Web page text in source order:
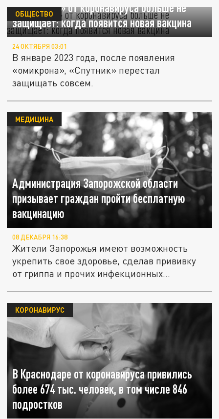
«Спутник V» от коронавируса больше не
защищает: когда появится новая вакцина
ОБЩЕСТВО
24 ОКТЯБРЯ 03:01
В январе 2023 года, после появления
«омикрона», «Спутник» перестал
защищать совсем.
Администрация Запорожской области
призывает граждан пройти бесплатную
вакцинацию
МЕДИЦИНА
08 ДЕКАБРЯ 16:38
Жители Запорожья имеют возможность
укрепить свое здоровье, сделав прививку
от гриппа и прочих инфекционных...
В Краснодаре от коронавируса привились
более 674 тыс. человек, в том числе 846
подростков
КОРОНАВИРУС